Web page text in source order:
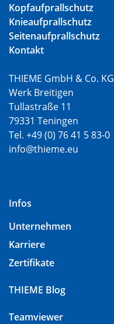
Kopfaufprallschutz
Knieaufprallschutz
Seitenaufprallschutz
Kontakt
THIEME GmbH & Co. KG
Werk Breitigen
Tullastraße 11
79331 Teningen
Tel. +49 (0) 76 41 5 83-0
info@thieme.eu
Infos
Unternehmen
Karriere
Zertifikate
THIEME Blog
Teamviewer